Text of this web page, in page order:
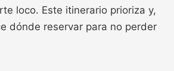
loco. Este itinerario prioriza y,
dónde reservar para no perder